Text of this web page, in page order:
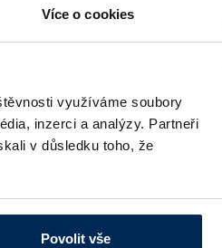
Více o cookies
využíváme soubory
inzerci a analýzy. Partneři
v důsledku toho, že
Povolit vše
ANO